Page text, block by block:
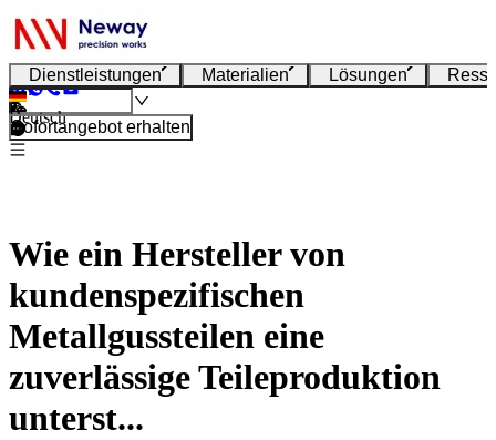
Dienstleistungen Materialien Lösungen
Deutsch
Sofortangebot erhalten
Wie ein Hersteller von
kundenspezifischen
Metallgussteilen eine
zuverlässige Teileproduktion
unterst...